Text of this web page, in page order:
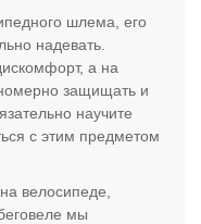
шлема, его
надевать.
а на
защищать и
научите
с этим предметом
велосипеде,
мы